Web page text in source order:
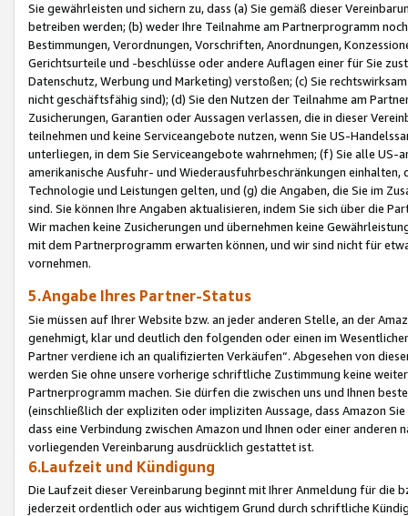
Sie gewährleisten und sichern zu, dass (a) Sie gemäß dieser
betreiben werden; (b) weder Ihre Teilnahme am Partnerprogramm
Bestimmungen, Verordnungen, Vorschriften, Anordnungen,
Gerichtsurteile und -beschlüsse oder andere Auflagen einer für Sie
Datenschutz, Werbung und Marketing) verstoßen; (c) Sie
nicht geschäftsfähig sind); (d) Sie den Nutzen der Teilnahme am
Zusicherungen, Garantien oder Aussagen verlassen, die in dieser
teilnehmen und keine Serviceangebote nutzen, wenn Sie US-
unterliegen, in dem Sie Serviceangebote wahrnehmen; (f) Sie alle
amerikanische Ausfuhr- und Wiederausfuhrbeschränkungen
Technologie und Leistungen gelten, und (g) die Angaben, die Sie im
sind. Sie können Ihre Angaben aktualisieren, indem Sie sich über die
Wir machen keine Zusicherungen und übernehmen keine
mit dem Partnerprogramm erwarten können, und wir sind nicht für
vornehmen.
5.Angabe Ihres Partner-Status
Sie müssen auf Ihrer Website bzw. an jeder anderen Stelle, an der
genehmigt, klar und deutlich den folgenden oder einen im
Partner verdiene ich an qualifizierten Verkäufen“. Abgesehen von
werden Sie ohne unsere vorherige schriftliche Zustimmung keine
Partnerprogramm machen. Sie dürfen die zwischen uns und Ihnen
(einschließlich der expliziten oder impliziten Aussage, dass Amazon
dass eine Verbindung zwischen Amazon und Ihnen oder einer
vorliegenden Vereinbarung ausdrücklich gestattet ist.
6.Laufzeit und Kündigung
Die Laufzeit dieser Vereinbarung beginnt mit Ihrer Anmeldung für die
jederzeit ordentlich oder aus wichtigem Grund durch schriftliche